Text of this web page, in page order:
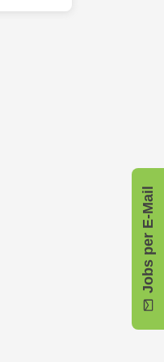
Jobs per E-Mail